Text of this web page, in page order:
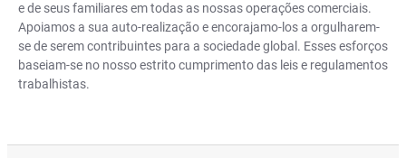
e de seus familiares em todas as nossas operações comerciais.
Apoiamos a sua auto-realização e encorajamo-los a orgulharem-
se de serem contribuintes para a sociedade global. Esses esforços
baseiam-se no nosso estrito cumprimento das leis e regulamentos
trabalhistas.